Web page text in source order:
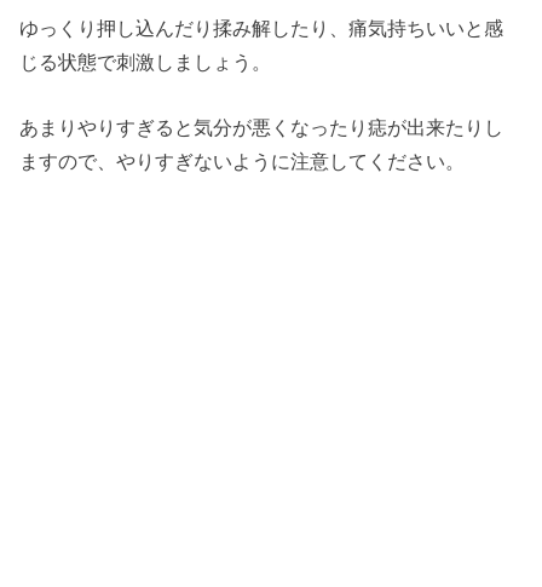
ゆっくり押し込んだり揉み解したり、痛気持ちいいと感
じる状態で刺激しましょう。
あまりやりすぎると気分が悪くなったり痣が出来たりし
ますので、やりすぎないように注意してください。